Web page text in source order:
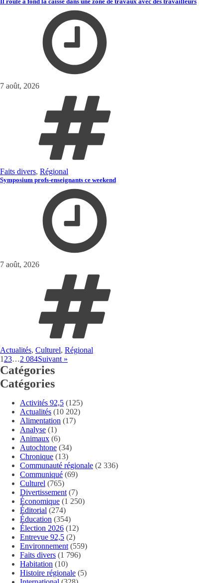
7 août, 2026
Faits divers, Régional
Symposium profs-enseignants ce weekend
7 août, 2026
Actualités, Culturel, Régional
1 23…2 084Suivant »
Catégories
Catégories
Activités 92,5 (125)
Actualités (10 202)
Alimentation (17)
Analyse (1)
Animaux (6)
Autochtone (34)
Chronique (13)
Communauté régionale (2 336)
Communiqué (69)
Culturel (765)
Divertissement (7)
Économique (1 250)
Éditorial (274)
Éducation (354)
Élection 2026 (12)
Entrevue 92,5 (2)
Environnement (559)
Faits divers (1 796)
Habitation (10)
Histoire régionale (5)